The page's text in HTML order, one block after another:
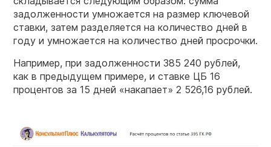
задолженности умножается на размер ключевой
ставки, затем разделяется на количество дней в
году и умножается на количество дней просрочки.
Например, при задолженности 385 240 рублей,
как в предыдущем примере, и ставке ЦБ 16
процентов за 15 дней «накапает» 2 526,16 рублей.